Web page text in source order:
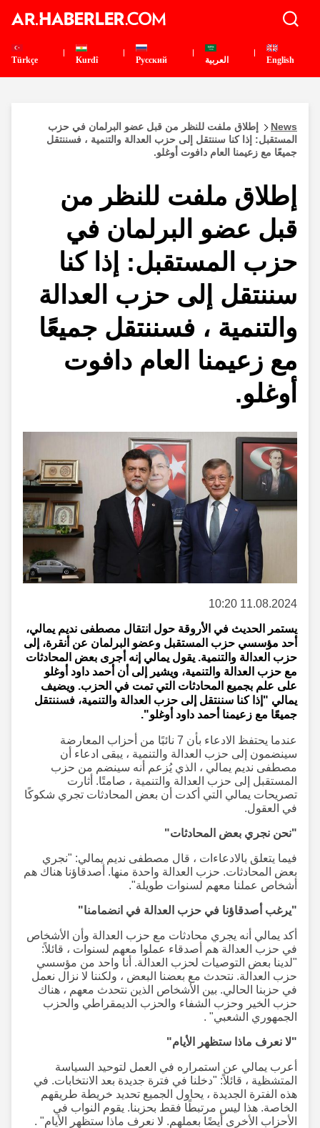
English العربية Pусский
Kurdî
Türkçe
News
إطلاق ملفت للنظر من قبل عضو البرلمان في حزب
المستقبل: إذا كنا سننتقل إلى حزب العدالة والتنمية ، فسننتقل
جميعًا مع زعيمنا العام دافوت أوغلو.
إطلاق ملفت للنظر من
قبل عضو البرلمان في
حزب المستقبل: إذا كنا
سننتقل إلى حزب العدالة
والتنمية ، فسننتقل جميعًا
مع زعيمنا العام دافوت
أوغلو.
11.08.2024 10:20
يستمر الحديث في الأروقة حول انتقال مصطفى نديم يمالي،
أحد مؤسسي حزب المستقبل وعضو البرلمان عن أنقرة، إلى
حزب العدالة والتنمية. يقول يمالي إنه أجرى بعض المحادثات
مع حزب العدالة والتنمية، ويشير إلى أن أحمد داود أوغلو
على علم بجميع المحادثات التي تمت في الحزب. ويضيف
يمالي "إذا كنا سننتقل إلى حزب العدالة والتنمية، فسننتقل
جميعًا مع زعيمنا أحمد داود أوغلو".
عندما يحتفظ الادعاء بأن 7 نائبًا من أحزاب المعارضة
سينضمون إلى حزب العدالة والتنمية ، يبقى ادعاء أن
مصطفى نديم يمالي ، الذي يُزعم أنه سينضم من حزب
المستقبل إلى حزب العدالة والتنمية ، صامتًا. أثارت
تصريحات يمالي التي أكدت أن بعض المحادثات تجري شكوكًا
في العقول.
"نحن نجري بعض المحادثات"
فيما يتعلق بالادعاءات ، قال مصطفى نديم يمالي: "نجري
بعض المحادثات. حزب العدالة واحدة منها. أصدقاؤنا هناك هم
أشخاص عملنا معهم لسنوات طويلة".
"يرغب أصدقاؤنا في حزب العدالة في انضمامنا"
أكد يمالي أنه يجري محادثات مع حزب العدالة وأن الأشخاص
في حزب العدالة هم أصدقاء عملوا معهم لسنوات ، قائلاً:
"لدينا بعض التوصيات لحزب العدالة. أنا واحد من مؤسسي
حزب العدالة. نتحدث مع بعضنا البعض ، ولكننا لا نزال نعمل
في حزبنا الحالي. بين الأشخاص الذين نتحدث معهم ، هناك
حزب الخير وحزب الشفاء والحزب الديمقراطي والحزب
الجمهوري الشعبي" .
"لا نعرف ماذا ستظهر الأيام"
أعرب يمالي عن استمراره في العمل لتوحيد السياسة
المتشظية ، قائلاً: "دخلنا في فترة جديدة بعد الانتخابات. في
هذه الفترة الجديدة ، يحاول الجميع تحديد خريطة طريقهم
الخاصة. هذا ليس مرتبطًا فقط بحزبنا. يقوم النواب في
الأحزاب الأخرى أيضًا بعملهم. لا نعرف ماذا ستظهر الأيام" .